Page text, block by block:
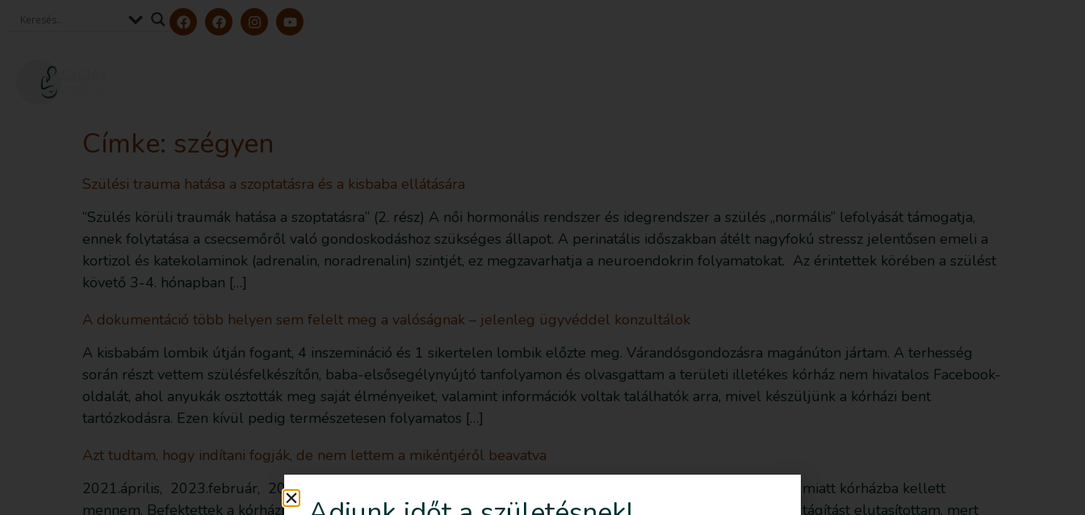
Címke: szégyen
Szülési trauma hatása a szoptatásra és a kisbaba ellátására
“Szülés körüli traumák hatása a szoptatásra” (2. rész) A női hormonális rendszer és idegrendszer a szülés „normális” lefolyását támogatja,
ennek folytatása a csecsemőről való gondoskodáshoz szükséges állapot. A perinatális időszakban átélt nagyfokú stressz jelentősen emeli a
kortizol és katekolaminok (adrenalin, noradrenalin) szintjét, ez megzavarhatja a neuroendokrin folyamatokat. Az érintettek körében a szülést
követő 3-4. hónapban […]
A dokumentáció több helyen sem felelt meg a valóságnak – jelenleg ügyvéddel konzultálok
A kisbabám lombik útján fogant, 4 inszemináció és 1 sikertelen lombik előzte meg. Várandósgondozásra magánúton jártam. A terhesség
során részt vettem szülésfelkészítőn, baba-elsősegélynyújtó tanfolyamon és olvasgattam a területi illetékes kórház nem hivatalos Facebook-
oldalát, ahol anyukák osztották meg saját élményeiket, valamint információk voltak találhatók arra, mivel készüljünk a kórházi bent
tartózkodásra. Ezen kívül pedig természetesen folyamatos […]
Azt tudtam, hogy indítani fogják, de nem lettem a mikéntjéről beavatva
2021.április, 2023.február, 2025.június Az első szülésemnél otthonszülésre készültem, de terminustúllépés miatt kórházba kellett
mennem. Befektettek a kórházba, ahol indították. Úgy érzem, nem adtak választási lehetőséget. Egy ballonos tágítást elutasítottam, mert